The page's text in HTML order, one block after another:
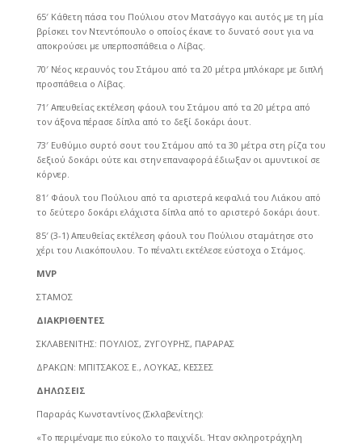
65′ Κάθετη πάσα του Πούλιου στον Ματσάγγο και αυτός με τη μία
βρίσκει τον Ντεντόπουλο ο οποίος έκανε το δυνατό σουτ για να
αποκρούσει με υπερποσπάθεια ο Λίβας.
70′ Νέος κεραυνός του Στάμου από τα 20 μέτρα μπλόκαρε με διπλή
προσπάθεια ο Λίβας.
71′ Απευθείας εκτέλεση φάουλ του Στάμου από τα 20 μέτρα από
τον άξονα πέρασε δίπλα από το δεξί δοκάρι άουτ.
73′ Ευθύμιο συρτό σουτ του Στάμου από τα 30 μέτρα στη ρίζα του
δεξιού δοκάρι ούτε και στην επαναφορά έδιωξαν οι αμυντικοί σε
κόρνερ.
81′ Φάουλ του Πούλιου από τα αριστερά κεφαλιά του Λιάκου από
το δεύτερο δοκάρι ελάχιστα δίπλα από το αριστερό δοκάρι άουτ.
85′ (3-1) Απευθείας εκτέλεση φάουλ του Πούλιου σταμάτησε στο
χέρι του Λιακόπουλου. Το πέναλτι εκτέλεσε εύστοχα ο Στάμος.
MVP
ΣΤΑΜΟΣ
ΔΙΑΚΡΙΘΕΝΤΕΣ
ΣΚΛΑΒΕΝΙΤΗΣ: ΠΟΥΛΙΟΣ, ΖΥΓΟΥΡΗΣ, ΠΑΡΑΡΑΣ
ΔΡΑΚΩΝ: ΜΠΙΤΣΑΚΟΣ Ε., ΛΟΥΚΑΣ, ΚΕΣΣΕΣ
ΔΗΛΩΣΕΙΣ
Παραράς Κωνσταντίνος (Σκλαβενίτης):
«Το περιμέναμε πιο εύκολο το παιχνίδι. Ήταν σκληροτράχηλη